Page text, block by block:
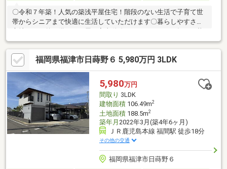
〇令和７年築！人気の築浅平屋住宅！階段のない生活で子育て世
帯からシニアまで快適に生活していただけます〇暮らしやすさと
心地よさを兼ね備えた平屋！家事動線がコンパクトで、毎日の暮
らしがスムーズ♪〇土地面積約227平米（約68坪）！広々とした敷
地を活かしたゆとりある暮らし♪〇駐車４台可！（車種による）お
庭付きの広々としたお土地です！〇小中学校まで徒歩圏内です！
お子さまの通学・通園も安心で落ち着いた住環境です。〇JR鹿児
島本線「千鳥」駅まで徒歩約17分、西鉄バス「花見が丘三丁目」
まで徒歩約4分と通学・通勤にも便利なエリア〇都市高速「古賀
IC」まで車で約12分のため車でのアクセスも良好です
福岡県福津市日蒔野６ 5,980万円 3LDK
5,980万円
間取り 3LDK
建物面積106.49m2
土地面積188.5m2
築年月 2022年3月(築4年6ヶ月)
ＪＲ鹿児島本線 福間駅 徒歩18分
その他の交通
福岡県福津市日蒔野６